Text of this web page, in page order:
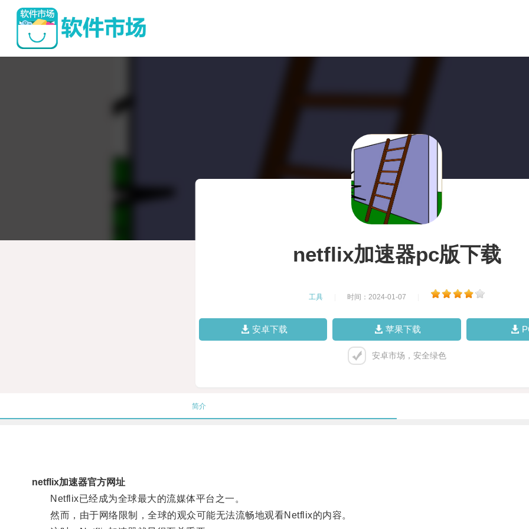
netflix加速器pc版下载
工具 时间：2024-01-07
安卓下载 苹果下载
安卓市场，安全绿色
简介
netflix加速器官方网址
Netflix已经成为全球最大的流媒体平台之一。
然而，由于网络限制，全球的观众可能无法流畅地观看Netflix的内容。